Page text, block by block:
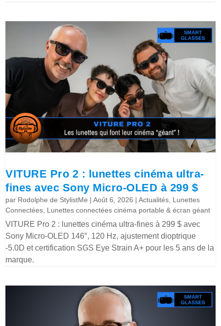
VITURE Pro 2 : lunettes cinéma ultra-
fines avec Sony Micro-OLED à 299 $
par Rodolphe de StylistMe |Août 6, 2026 |Actualités Lunettes
Connectées Lunettes connectées cinéma portable & écran géant
VITURE Pro 2 : lunettes cinéma ultra-fines à 299 $ avec
Sony Micro-OLED 146″, 120 Hz, ajustement dioptrique
-5.0D et certification SGS Eye Strain A+ pour les 5 ans de la
marque.